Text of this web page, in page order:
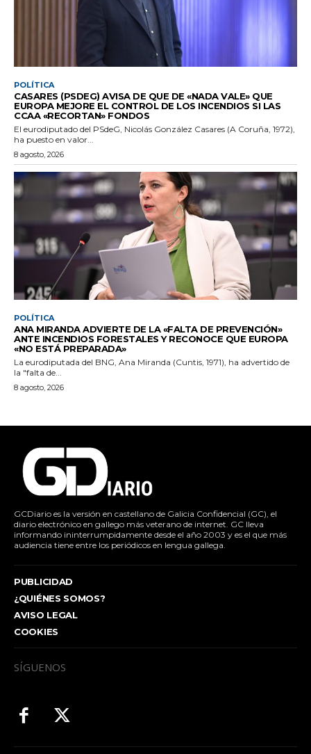
POLÍTICA
CASARES (PSDEG) AVISA DE QUE DE «NADA VALE» QUE
EUROPA MEJORE EL CONTROL DE LOS INCENDIOS SI LAS
CCAA «RECORTAN» FONDOS
El eurodiputado del PSdeG, Nicolás González Casares (A Coruña, 1972),
ha puesto en valor...
8 agosto, 2026
POLÍTICA
ANA MIRANDA ADVIERTE DE LA «FALTA DE PREVENCIÓN»
ANTE INCENDIOS FORESTALES Y RECONOCE QUE EUROPA
«NO ESTÁ PREPARADA»
La eurodiputada del BNG, Ana Miranda (Cuntis, 1971), ha advertido de
la "falta de...
8 agosto, 2026
GCDiario es la versión en castellano de Galicia Confidencial (GC), el
diario electrónico en gallego más veterano de internet. GC lleva
informando ininterrumpidamente desde el año 2003 y es el que más
audiencia tiene entre los periódicos en lengua gallega.
PUBLICIDAD
¿QUIÉNES SOMOS?
AVISO LEGAL
COOKIES
SÍGUENOS